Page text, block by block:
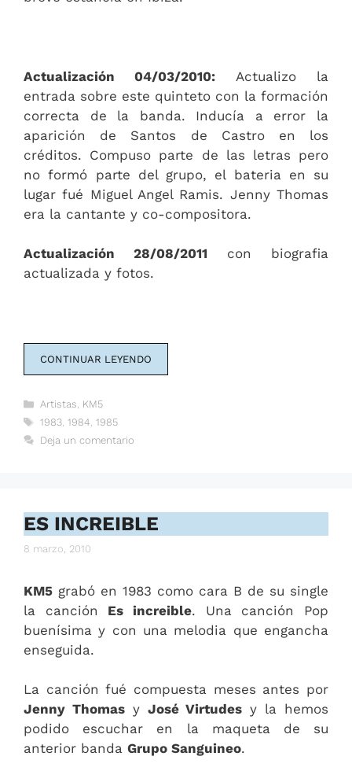
Actualización 04/03/2010: Actualizo la
entrada sobre este quinteto con la formación
correcta de la banda. Inducía a error la
aparición de Santos de Castro en los
créditos. Compuso parte de las letras pero
no formó parte del grupo, el bateria en su
lugar fué Miguel Angel Ramis. Jenny Thomas
era la cantante y co-compositora.
Actualización 28/08/2011 con biografia
actualizada y fotos.
CONTINUAR LEYENDO
Categorías
Artistas, KM5
Etiquetas
1983, 1984, 1985
Deja un comentario
ES INCREIBLE
8 marzo, 2010
KM5 grabó en 1983 como cara B de su single
la canción Es increible. Una canción Pop
buenísima y con una melodia que engancha
enseguida.
La canción fué compuesta meses antes por
Jenny Thomasy José Virtudes y la hemos
podido escuchar en la maqueta de su
anterior banda Grupo Sanguineo.